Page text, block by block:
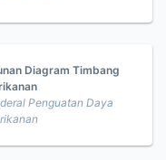
Diagram Timbang
Penguatan Daya